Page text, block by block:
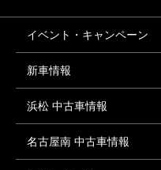
イベント・キャンペーン
新車情報
浜松 中古車情報
名古屋南 中古車情報